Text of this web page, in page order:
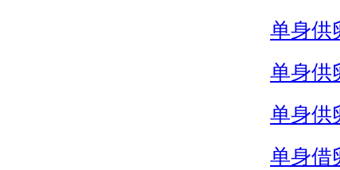
单身供
单身供
单身供
单身借